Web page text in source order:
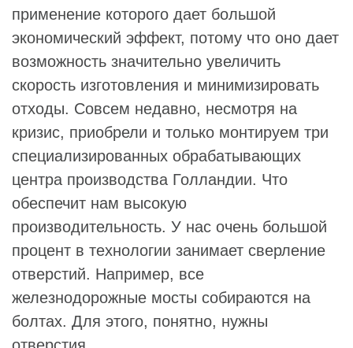
применение которого дает большой
экономический эффект, потому что оно дает
возможность значительно увеличить
скорость изготовления и минимизировать
отходы. Совсем недавно, несмотря на
кризис, приобрели и только монтируем три
специализированных обрабатывающих
центра производства Голландии. Что
обеспечит нам высокую
производительность. У нас очень большой
процент в технологии занимает сверление
отверстий. Например, все
железнодорожные мосты собираются на
болтах. Для этого, понятно, нужны